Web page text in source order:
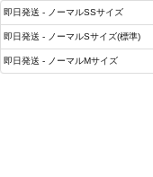
即日発送 - ノーマルSSサイズ
即日発送 - ノーマルSサイズ(標準)
即日発送 - ノーマルMサイズ